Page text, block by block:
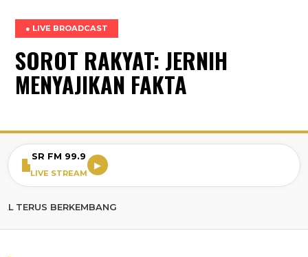
● LIVE BROADCAST
SOROT RAKYAT: JERNIH
MENYAJIKAN FAKTA
SR FM 99.9
LIVE STREAM
▶